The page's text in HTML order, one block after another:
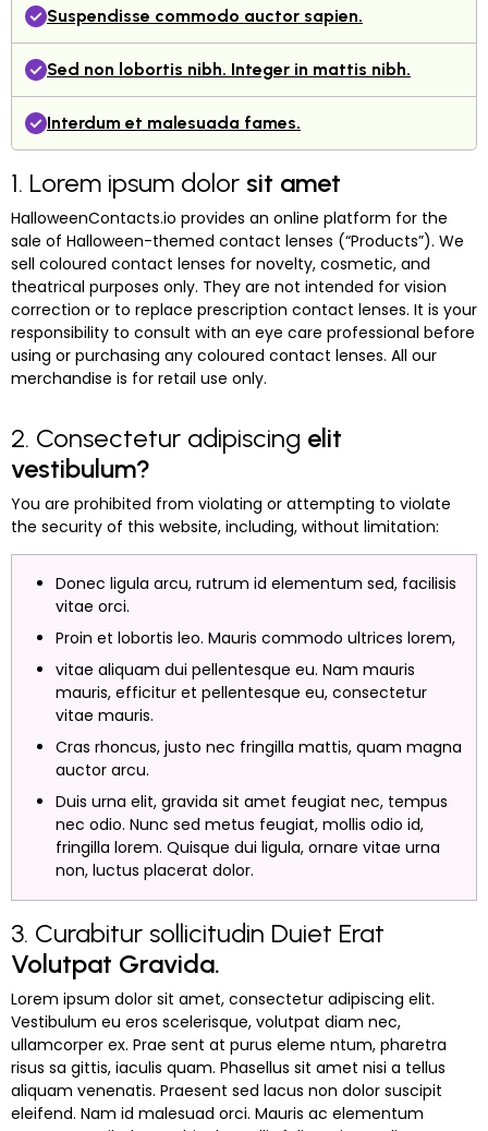
Suspendisse commodo auctor sapien.
Sed non lobortis nibh. Integer in mattis nibh.
Interdum et malesuada fames.
1. Lorem ipsum dolor sit amet
HalloweenContacts.io provides an online platform for the
sale of Halloween-themed contact lenses (“Products”). We
sell coloured contact lenses for novelty, cosmetic, and
theatrical purposes only. They are not intended for vision
correction or to replace prescription contact lenses. It is your
responsibility to consult with an eye care professional before
using or purchasing any coloured contact lenses. All our
merchandise is for retail use only.
2. Consectetur adipiscing elit
vestibulum?
You are prohibited from violating or attempting to violate
the security of this website, including, without limitation:
Donec ligula arcu, rutrum id elementum sed, facilisis
vitae orci.
Proin et lobortis leo. Mauris commodo ultrices lorem,
vitae aliquam dui pellentesque eu. Nam mauris
mauris, efficitur et pellentesque eu, consectetur
vitae mauris.
Cras rhoncus, justo nec fringilla mattis, quam magna
auctor arcu.
Duis urna elit, gravida sit amet feugiat nec, tempus
nec odio. Nunc sed metus feugiat, mollis odio id,
fringilla lorem. Quisque dui ligula, ornare vitae urna
non, luctus placerat dolor.
3. Curabitur sollicitudin Duiet Erat
Volutpat Gravida.
Lorem ipsum dolor sit amet, consectetur adipiscing elit.
Vestibulum eu eros scelerisque, volutpat diam nec,
ullamcorper ex. Prae sent at purus eleme ntum, pharetra
risus sa gittis, iaculis quam. Phasellus sit amet nisi a tellus
aliquam venenatis. Praesent sed lacus non dolor suscipit
eleifend. Nam id malesuad orci. Mauris ac elementum